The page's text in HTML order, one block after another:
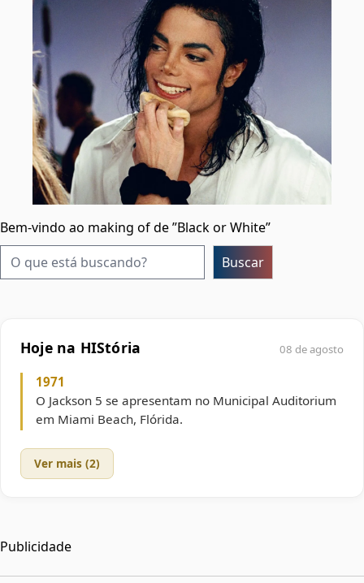
Bem-vindo ao making of de ”Black or White”
Pesquisar
Buscar
Hoje na HIStória 08 de agosto
1971
O Jackson 5 se apresentam no Municipal Auditorium
em Miami Beach, Flórida.
Ver mais (2)
Publicidade